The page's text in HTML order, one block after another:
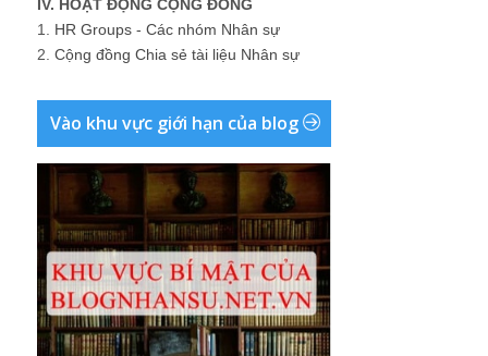
IV. HOẠT ĐỘNG CỘNG ĐỒNG
1. HR Groups - Các nhóm Nhân sự
2. Cộng đồng Chia sẻ tài liệu Nhân sự
Vào khu vực giới hạn của blog